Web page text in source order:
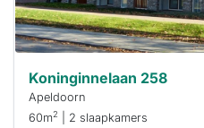
Koninginnelaan 258
Apeldoorn
60m2 | 2 slaapkamers